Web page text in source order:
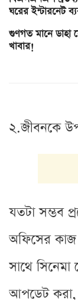
ঘরের ইন্টারনেট
গুণগত মানে ডাহা
খাবার!
২.জীবনকে
যতটা সম্ভব
অফিসের কাজ
সাথে
আপডেট করা,